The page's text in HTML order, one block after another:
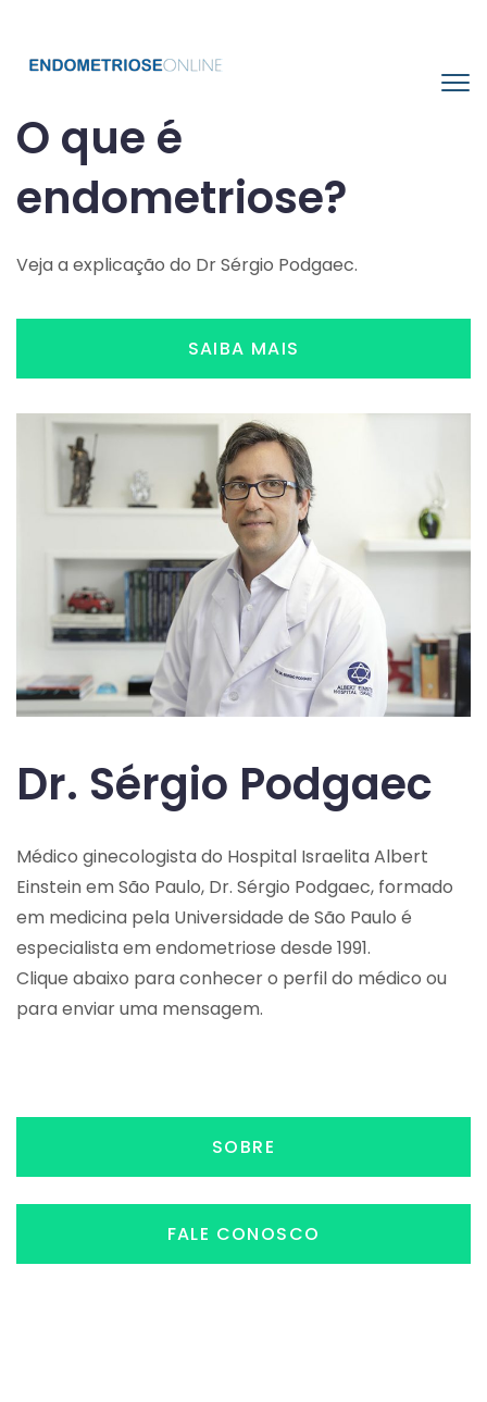
O que é
endometriose?
Veja a explicação do Dr Sérgio Podgaec.
SAIBA MAIS
Dr. Sérgio Podgaec
Médico ginecologista do Hospital Israelita Albert
Einstein em São Paulo, Dr. Sérgio Podgaec, formado
em medicina pela Universidade de São Paulo é
especialista em endometriose desde 1991.
Clique abaixo para conhecer o perfil do médico ou
para enviar uma mensagem.
SOBRE
FALE CONOSCO